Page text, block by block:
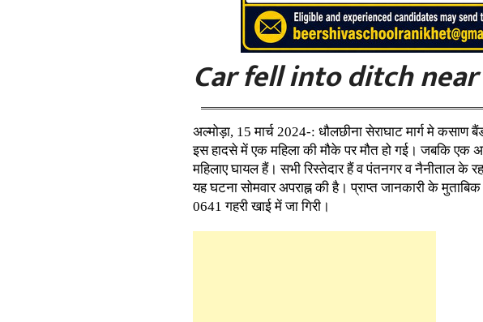
Car fell into ditch
अल्मोड़ा, 15 मार्च 2024-: धौलछीना सेराघाट मार्ग मे कसाण
इस हादसे में एक महिला की मौके पर मौत हो गई। जबकि एक
महिलाए घायल हैं। सभी रिस्तेदार हैं व पंतनगर व नैनीताल के
यह घटना सोमवार अपराह्न की है। प्राप्त जानकारी के
0641 गहरी खाई में जा गिरी।